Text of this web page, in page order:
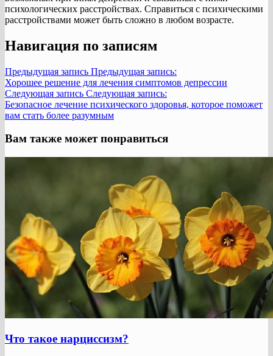
психологических расстройствах. Справиться с психическими
расстройствами может быть сложно в любом возрасте.
Навигация по записям
Предыдущая запись Предыдущая запись:
Хорошее решение для лечения симптомов депрессии
Следующая запись Следующая запись:
Безопасное лечение психического здоровья, которое поможет
вам стать более разумным
Вам также может понравиться
Что такое нарциссизм?